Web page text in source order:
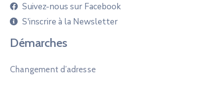
Suivez-nous sur Facebook
S'inscrire à la Newsletter
Démarches
Changement d’adresse